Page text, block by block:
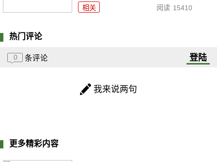
相关 阅读 15410
热门评论
0 条评论 登陆
我来说两句
更多精彩内容